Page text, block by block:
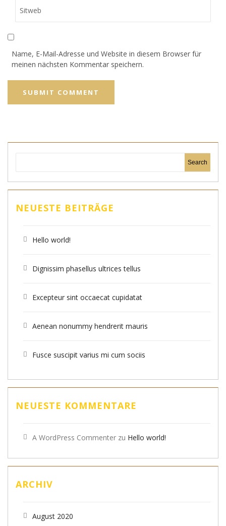
Name, E-Mail-Adresse und Website in diesem Browser für
meinen nächsten Kommentar speichern.
NEUESTE BEITRÄGE
Hello world!
Dignissim phasellus ultrices tellus
Excepteur sint occaecat cupidatat
Aenean nonummy hendrerit mauris
Fusce suscipit varius mi cum sociis
NEUESTE KOMMENTARE
A WordPress Commenter zu Hello world!
ARCHIV
August 2020